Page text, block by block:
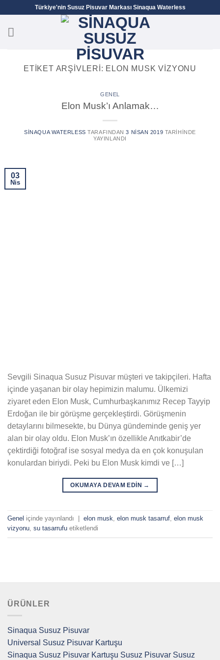
Türkiye'nin Susuz Pisuvar Markası Sinaqua Waterless
ETIKET ARŞIVLERI: ELON MUSK VIZYONU
GENEL
Elon Musk’ı Anlamak…
SINAQUA WATERLESS TARAFINDAN 3 NISAN 2019 TARIHINDE
YAYINLANDI
03
Nis
Sevgili Sinaqua Susuz Pisuvar müşteri ve takipçileri. Hafta
içinde yaşanan bir olay hepimizin malumu. Ülkemizi
ziyaret eden Elon Musk, Cumhurbaşkanımız Recep Tayyip
Erdoğan ile bir görüşme gerçekleştirdi. Görüşmenin
detaylarını bilmesekte, bu Dünya gündeminde geniş yer
alan bir olay oldu. Elon Musk’ın özellikle Anıtkabir’de
çektirdiği fotoğraf ise sosyal medya da en çok konuşulan
konulardan biriydi. Peki bu Elon Musk kimdi ve […]
OKUMAYA DEVAM EDIN →
Genel içinde yayınlandı elon musk elon musk tasarruf elon musk
vizyonu su tasarrufu etiketlendi
ÜRÜNLER
Sinaqua Susuz Pisuvar
Universal Susuz Pisuvar Kartuşu
Sinaqua Susuz Pisuvar Kartuşu Susuz Pisuvar Susuz